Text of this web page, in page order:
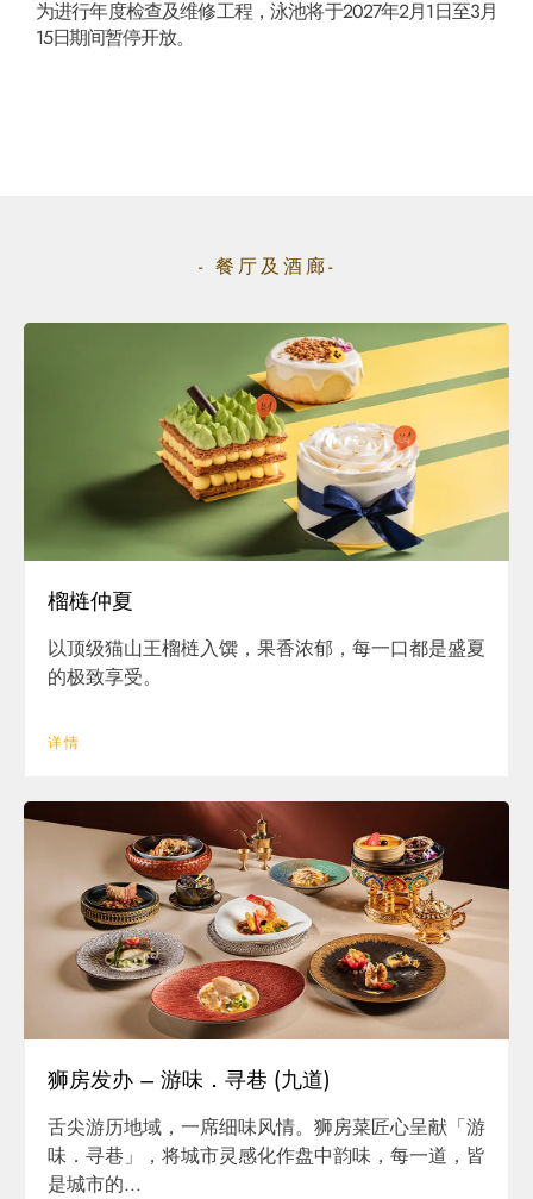
为进行年度检查及维修工程，泳池将于2027年2月1日至3月
15日 期间暂停开放。
- 餐厅及酒廊-
榴梿仲夏
以顶级猫山王榴梿入馔，果香浓郁，每一口都是盛夏
的极致享受。
详情
狮房发办 – 游味．寻巷 (九道)
舌尖游历地域，一席细味风情。狮房菜匠心呈献「游
味．寻巷」，将城市灵感化作盘中韵味，每一道，皆
是城市的...